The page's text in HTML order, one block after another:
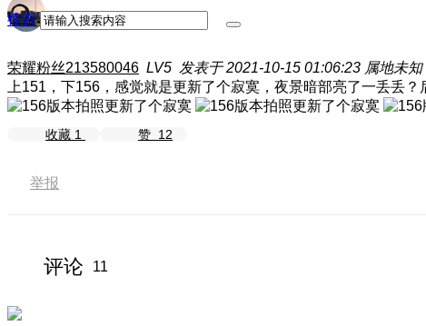
搜索
荣耀粉丝213580046 LV5 发表于 2021-10-15 01:06:23 属地未知
上151，下156，感觉就是更新了个寂寞，夜景暗部亮了一丢丢
收藏 1 赞 12
举报
评论 11